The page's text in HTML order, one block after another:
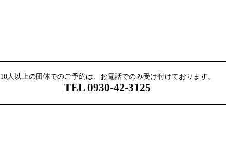
10人以上の団体でのご予約は、お電話でのみ受け付けております。
TEL 0930-42-3125